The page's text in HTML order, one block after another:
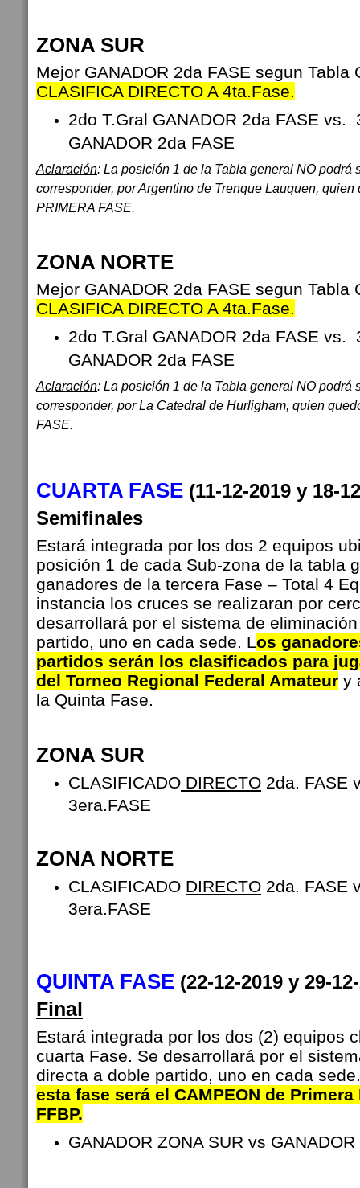
ZONA SUR
Mejor GANADOR 2da FASE segun Tabla
CLASIFICA DIRECTO A 4ta.Fase.
2do T.Gral GANADOR 2da FASE vs.
GANADOR 2da FASE
Aclaración: La posición 1 de la Tabla general NO podrá
corresponder, por Argentino de Trenque Lauquen, quien
PRIMERA FASE.
ZONA NORTE
Mejor GANADOR 2da FASE segun Tabla
CLASIFICA DIRECTO A 4ta.Fase.
2do T.Gral GANADOR 2da FASE vs.
GANADOR 2da FASE
Aclaración: La posición 1 de la Tabla general NO podrá
corresponder, por La Catedral de Hurligham, quien
FASE.
CUARTA FASE (11-12-2019 y
Semifinales
Estará integrada por los dos 2 equipos
posición 1 de cada Sub-zona de la tabla
ganadores de la tercera Fase – Total 4
instancia los cruces se realizaran por
desarrollará por el sistema de
partido, uno en cada sede. Los
partidos serán los clasificados para
del Torneo Regional Federal Amateur y
la Quinta Fase.
ZONA SUR
CLASIFICADO DIRECTO 2da. FASE
3era.FASE
ZONA NORTE
CLASIFICADO DIRECTO 2da. FASE
3era.FASE
QUINTA FASE (22-12-2019 y 29-
Final
Estará integrada por los dos (2) equipos
cuarta Fase. Se desarrollará por el
directa a doble partido, uno en cada
esta fase será el CAMPEON de
FFBP.
GANADOR ZONA SUR vs